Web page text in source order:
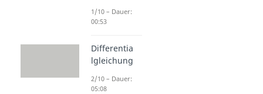
1/10 – Dauer:
00:53
Differentia
lgleichung
2/10 – Dauer:
05:08